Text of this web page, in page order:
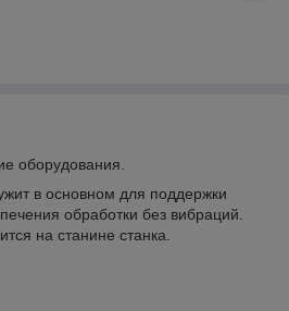
оборудования.
в основном для поддержки
обработки без вибраций.
на станине станка.